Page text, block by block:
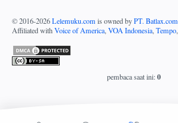
© 2016-2026Lelemuku.com is owned byPT. Batlax.com
Affiliated withVoice of America, VOA Indonesia, Tempo,
pembaca saat ini:0